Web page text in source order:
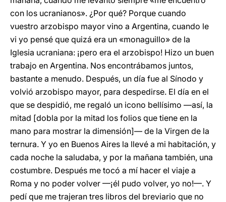
con los ucranianos». ¿Por qué? Porque cuando
vuestro arzobispo mayor vino a Argentina, cuando le
vi yo pensé que quizá era un «monaguillo» de la
Iglesia ucraniana: ¡pero era el arzobispo! Hizo un buen
trabajo en Argentina. Nos encontrábamos juntos,
bastante a menudo. Después, un día fue al Sínodo y
volvió arzobispo mayor, para despedirse. El día en el
que se despidió, me regaló un icono bellísimo —así, la
mitad [dobla por la mitad los folios que tiene en la
mano para mostrar la dimensión]— de la Virgen de la
ternura. Y yo en Buenos Aires la llevé a mi habitación, y
cada noche la saludaba, y por la mañana también, una
costumbre. Después me tocó a mí hacer el viaje a
Roma y no poder volver —¡él pudo volver, yo no!—. Y
pedí que me trajeran tres libros del breviario que no